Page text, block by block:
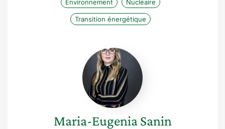
Environnement Nucléaire
Transition énergétique
Maria-
Eugenia
Sanin
Maria-Eugenia Sanin